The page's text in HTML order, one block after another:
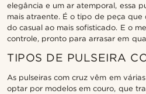
elegância e um ar atemporal, essa
mais atraente. É o tipo de peça que
do casual ao mais sofisticado. E o
controle, pronto para arrasar em
TIPOS DE PULSEIRA
As pulseiras com cruz vêm em
optar por modelos em couro, que